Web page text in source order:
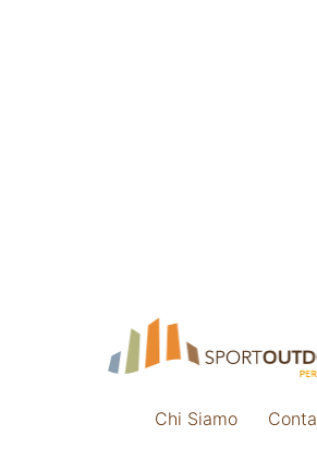
Chi Siamo